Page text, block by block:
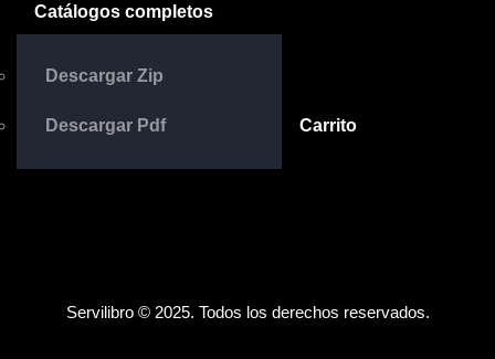
Catálogos completos
Descargar Zip
Descargar Pdf Carrito
Servilibro © 2025. Todos los derechos reservados.